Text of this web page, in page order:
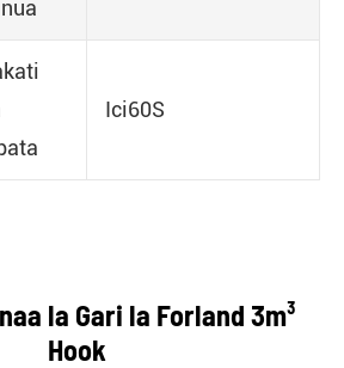
Ici60S
la Gari la Forland 3m³
Hook